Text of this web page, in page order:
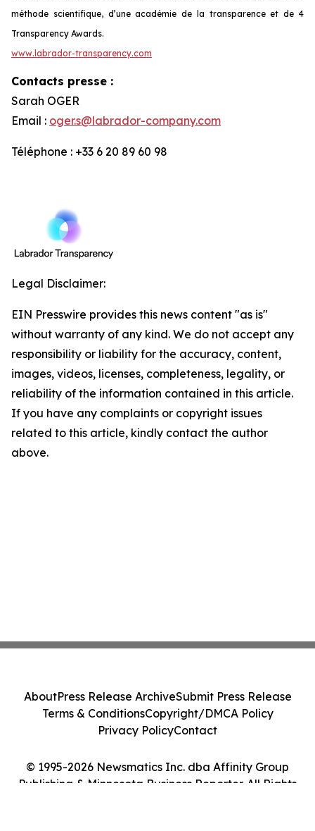
méthode scientifique, d’une académie de la transparence et de 4
Transparency Awards.
www.labrador-transparency.com
Contacts presse :
Sarah OGER
Email : oger.s@labrador-company.com
Téléphone : +33 6 20 89 60 98
Legal Disclaimer:
EIN Presswire provides this news content "as is"
without warranty of any kind. We do not accept any
responsibility or liability for the accuracy, content,
images, videos, licenses, completeness, legality, or
reliability of the information contained in this article.
If you have any complaints or copyright issues
related to this article, kindly contact the author
above.
© 1995-2026 Newsmatics Inc. dba Affinity Group
Publishing & Minnesota Business Reporter. All Rights
AboutPress Release ArchiveSubmit Press Release
Terms & ConditionsCopyright/DMCA Policy
Privacy PolicyContact